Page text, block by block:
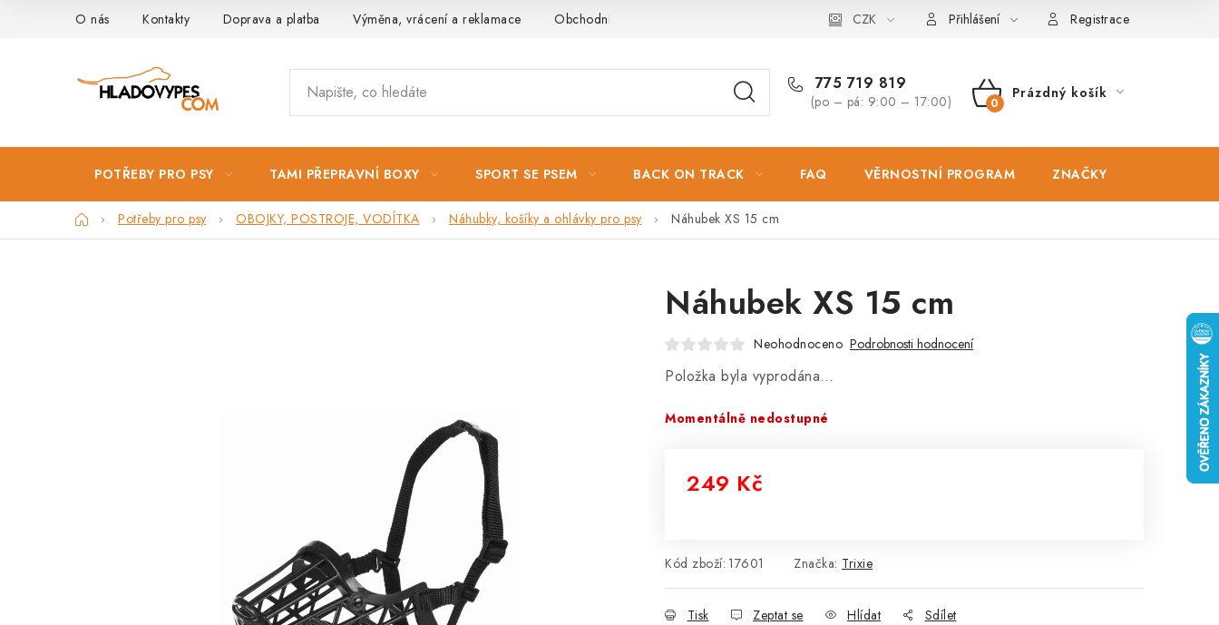
O nás Kontakty Doprava a platba Výměna, vrácení a reklamace Obchodní podmínky Podmínky ochrany osobních údajů Zásady použivání souboru cookies
CZK Přihlášení Registrace
775 719 819
(po – pá: 9:00 – 17:00)
NÁKUPNÍ
Prázdný košík
POTŘEBY PRO PSY TAMI PŘEPRAVNÍ BOXY SPORT SE PSEM BACK ON TRACK FAQ VĚRNOSTNÍ PROGRAM ZNAČKY
DomůPotřeby pro psy OBOJKY, POSTROJE, VODÍTKA Náhubky, košíky a ohlávky pro psy Náhubek XS 15 cm
Náhubek XS 15 cm
Neohodnoceno Podrobnosti hodnocení
Položka byla vyprodána…
Momentálně nedostupné
249 Kč
Kód zboží: 17601 Značka: Trixie
Tisk Zeptat se Hlídat Sdílet